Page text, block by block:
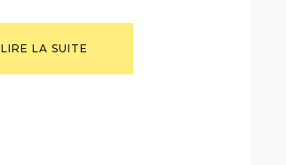
LIRE LA SUITE